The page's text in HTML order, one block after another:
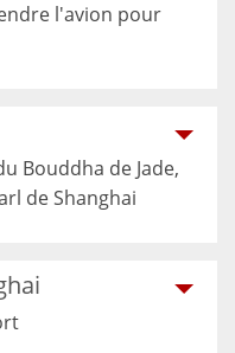
l'avion pour
Bouddha de Jade,
de Shanghai